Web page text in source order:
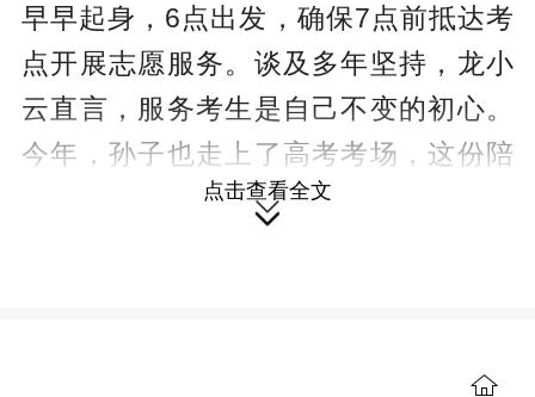
早早起身，6点出发，确保7点前抵达考
点开展志愿服务。谈及多年坚持，龙小
云直言，服务考生是自己不变的初心。
今年，孙子也走上了高考考场，这份陪
伴更添特殊意义。点击查看全文
